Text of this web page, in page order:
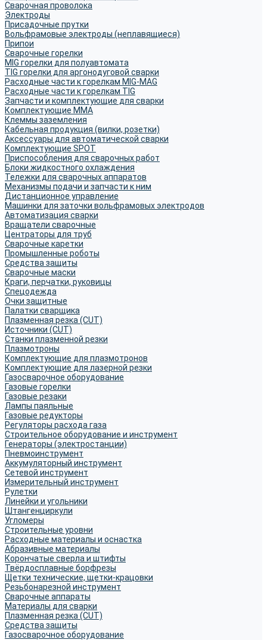
Сварочная проволока
Электроды
Присадочные прутки
Вольфрамовые электроды (неплавящиеся)
Припои
Сварочные горелки
MIG горелки для полуавтомата
TIG горелки для аргонодуговой сварки
Расходные части к горелкам MIG-MAG
Расходные части к горелкам TIG
Запчасти и комплектующие для сварки
Комплектующие ММА
Клеммы заземления
Кабельная продукция (вилки, розетки)
Аксессуары для автоматической сварки
Комплектующие SPOT
Приспособления для сварочных работ
Блоки жидкостного охлаждения
Тележки для сварочных аппаратов
Механизмы подачи и запчасти к ним
Дистанционное управление
Машинки для заточки вольфрамовых электродов
Автоматизация сварки
Вращатели сварочные
Центраторы для труб
Сварочные каретки
Промышленные роботы
Средства защиты
Сварочные маски
Краги, перчатки, руковицы
Спецодежда
Очки защитные
Палатки сварщика
Плазменная резка (CUT)
Источники (CUT)
Станки плазменной резки
Плазмотроны
Комплектующие для плазмотронов
Комплектующие для лазерной резки
Газосварочное оборудование
Газовые горелки
Газовые резаки
Лампы паяльные
Газовые редукторы
Регуляторы расхода газа
Строительное оборудование и инструмент
Генераторы (электростанции)
Пневмоинструмент
Аккумуляторный инструмент
Сетевой инструмент
Измерительный инструмент
Рулетки
Линейки и угольники
Штангенциркули
Угломеры
Строительные уровни
Расходные материалы и оснастка
Абразивные материалы
Корончатые сверла и штифты
Твёрдосплавные борфрезы
Щетки технические, щетки-крацовки
Резьбонарезной инструмент
Сварочные аппараты
Материалы для сварки
Плазменная резка (CUT)
Средства защиты
Газосварочное оборудование